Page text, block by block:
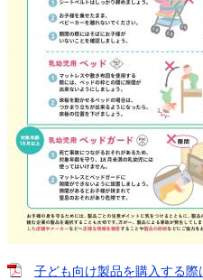
子ども向け製品を購入する際